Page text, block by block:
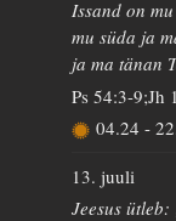
Issand on
mu süda ja
ja ma tänan
Ps 54:3-9;Jh
04.24 -
13. juuli
Jeesus